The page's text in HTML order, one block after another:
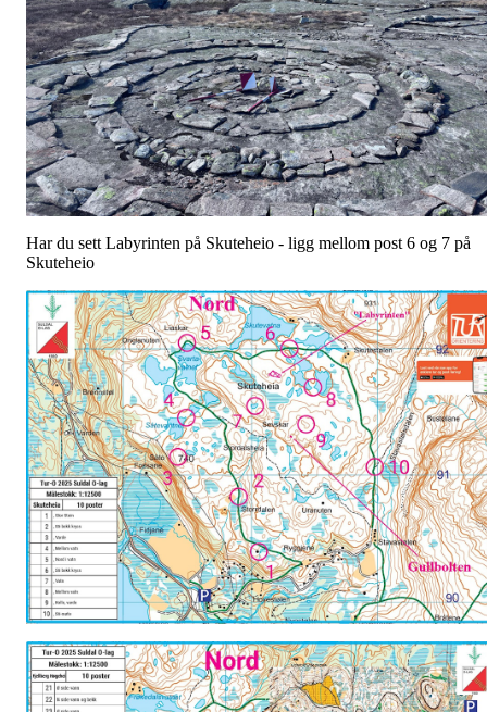
Har du sett Labyrinten på Skuteheio - ligg mellom post 6 og 7 på
Skuteheio